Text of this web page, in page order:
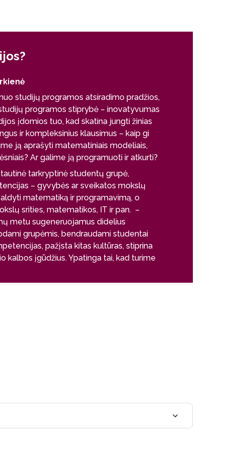
studijų programos atsiradimo pradžios,
programos stiprybė – inovatyvumas
įdomios tuo, kad skatina jungti žinias
ir kompleksinius klausimus – kaip gi
ją aprašyti matematiniais modeliais,
Ar galime ją programuoti ir atkurti?
tarkryptinė studentų grupė,
– gyvybės ar sveikatos mokslų
matematiką ir programavimą, o
srities, matematikos, IT ir pan. –
metu sugeneruojamus didelius
grupėmis, bendraudami studentai
pažįsta kitas kultūras, stiprina
kalbos įgūdžius. Ypatinga tai, kad turime
tyrimų savanorių sveikatos duomenimis.